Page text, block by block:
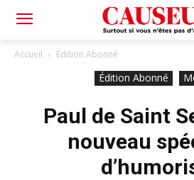
Accueil Édition Abonné
Édition Abonné
Paul de Saint
nouveau